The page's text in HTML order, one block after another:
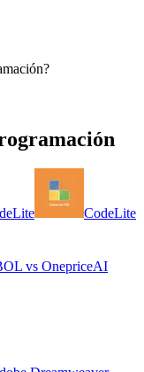
?
CodeLite
vs OnepriceAI